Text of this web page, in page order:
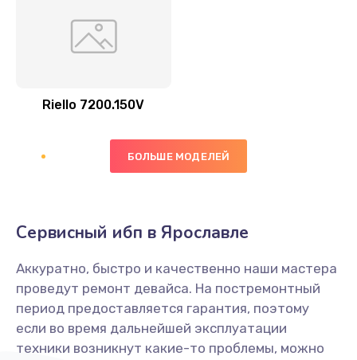
Riello 7200.150V
БОЛЬШЕ МОДЕЛЕЙ
Сервисный ибп в Ярославле
Аккуратно, быстро и качественно наши мастера
проведут ремонт девайса. На постремонтный
период предоставляется гарантия, поэтому
если во время дальнейшей эксплуатации
техники возникнут какие-то проблемы, можно